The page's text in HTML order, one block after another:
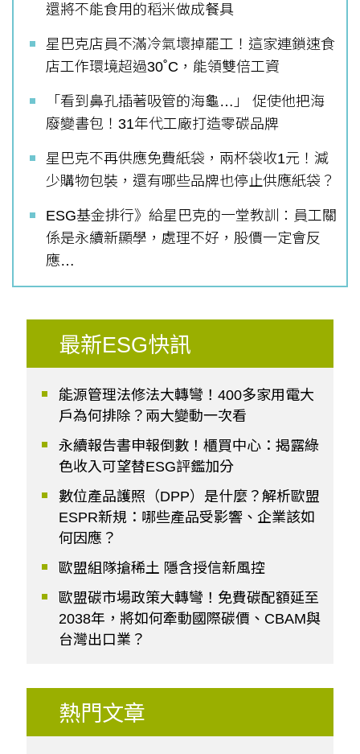
還將不能食用的稻米做成餐具
星巴克店員不滿冷氣壞掉罷工！這家連鎖速食
店工作環境超過30˚C，能領雙倍工資
「看到鼻孔插著吸管的海龜…」 促使他把海
廢變書包！31年代工廠打造零碳品牌
星巴克不再供應免費紙袋，兩杯袋收1元！減
少購物包裝，還有哪些品牌也停止供應紙袋？
ESG基金排行》給星巴克的一堂教訓：員工關
係是永續新顯學，處理不好，股價一定會反
應…
最新ESG快訊
能源管理法修法大轉彎！400多家用電大
戶為何排除？兩大變動一次看
永續報告書申報倒數！櫃買中心：揭露綠
色收入可望替ESG評鑑加分
數位產品護照（DPP）是什麼？解析歐盟
ESPR新規：哪些產品受影響、企業該如
何因應？
歐盟組隊搶稀土 隱含授信新風控
歐盟碳市場政策大轉彎！免費碳配額延至
2038年，將如何牽動國際碳價、CBAM與
台灣出口業？
熱門文章